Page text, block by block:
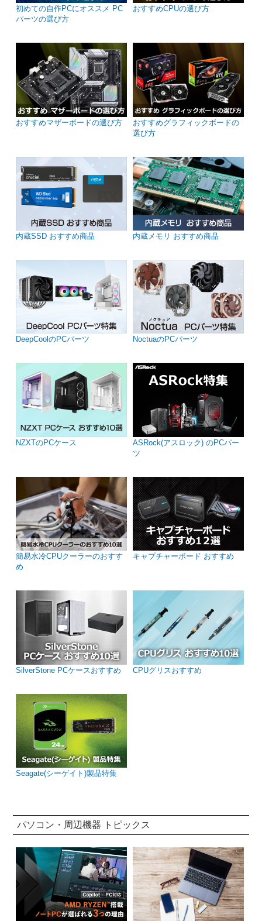
初めての自作PCにオススメ PC
パーツの選び方
おすすめCPUの選び方
おすすめマザーボードの選び方
おすすめグラフィックボードの
選び方
内蔵SSD おすすめ商品 内蔵メモリ おすすめ商品
DeepCoolのPCパーツ NoctuaのPCパーツ
NZXTのPCケース
ASRock(アスロック) のPCパー
ツ
簡易水冷CPUクーラーのおすす
め
キャプチャーボード おすすめ
SilverStone PCケースおすすめ CPUグリスおすすめ
Seagate(シーゲイト)製品特集
パソコン・周辺機器 トピックス